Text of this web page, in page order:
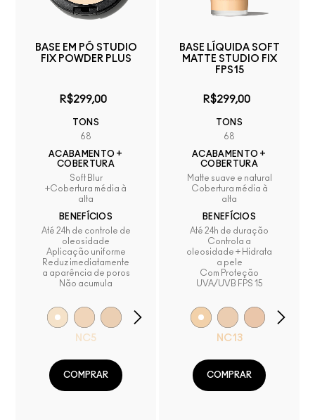
BASE EM PÓ STUDIO
FIX POWDER PLUS
R$299,00
TONS
68
ACABAMENTO +
COBERTURA
Soft Blur
+Cobertura média à
alta
BENEFÍCIOS
Até 24h de controle de
oleosidade
Aplicação uniforme
Reduz imediatamente
a aparência de poros
Não acumula
NC5
COMPRAR
BASE LÍQUIDA SOFT
MATTE STUDIO FIX
FPS15
R$299,00
TONS
68
ACABAMENTO +
COBERTURA
Matte suave e natural
Cobertura média à
alta
BENEFÍCIOS
Até 24h de duração
Controla a
oleosidade + Hidrata
a pele
Com Proteção
UVA/UVB FPS 15
NC13
COMPRAR